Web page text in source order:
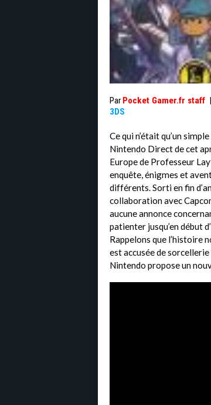
Par Pocket Gamer.fr staff |
3DS
Ce qui n’était qu’un simple
Nintendo Direct de cet
Europe de Professeur
enquête, énigmes et
différents. Sorti en fin
collaboration avec
aucune annonce
patienter jusqu’en début
Rappelons que l’histoire
est accusée de
Nintendo propose un